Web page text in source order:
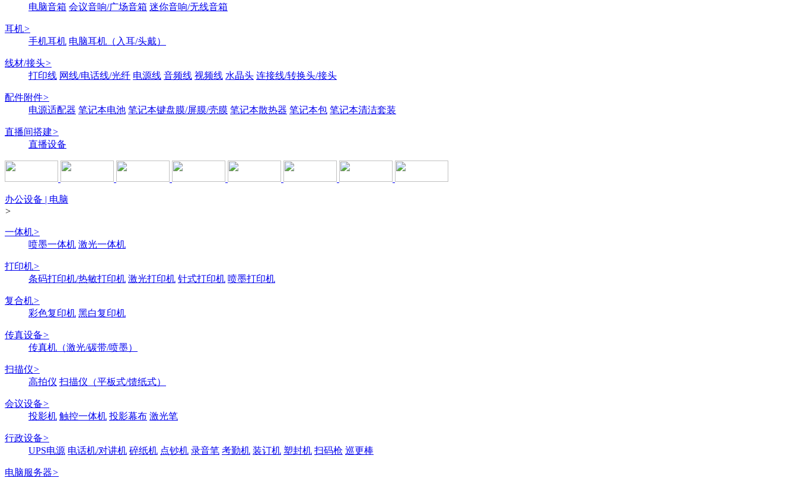
电脑音箱 会议音响/广场音箱 迷你音响/无线音箱
耳机>
手机耳机 电脑耳机（入耳/头戴）
线材/接头>
打印线 网线/电话线/光纤 电源线 音频线 视频线 水晶头 连接线/转换头/接头
配件附件>
电源适配器 笔记本电池 笔记本键盘膜/屏膜/壳膜 笔记本散热器 笔记本包 笔记本清洁套装
直播间搭建>
直播设备
办公设备 | 电脑
>
一体机>
喷墨一体机 激光一体机
打印机>
条码打印机/热敏打印机 激光打印机 针式打印机 喷墨打印机
复合机>
彩色复印机 黑白复印机
传真设备>
传真机（激光/碳带/喷墨）
扫描仪>
高拍仪 扫描仪（平板式/馈纸式）
会议设备>
投影机 触控一体机 投影幕布 激光笔
行政设备>
UPS电源 电话机/对讲机 碎纸机 点钞机 录音笔 考勤机 装订机 塑封机 扫码枪 巡更棒
电脑服务器>